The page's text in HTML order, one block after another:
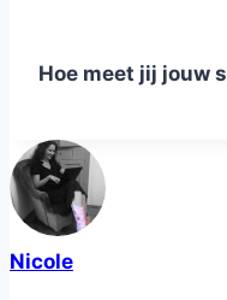
Hoe meet jij jouw
Nicole